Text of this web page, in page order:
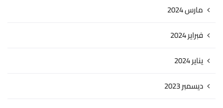
مارس 2024
فبراير 2024
يناير 2024
ديسمبر 2023